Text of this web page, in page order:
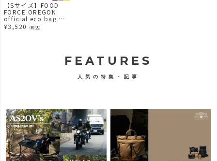
【Sサイズ】FOOD
FORCE OREGON
official eco bag エ
コバッグ
¥3,520 （税込）
FEATURES
人気の特集・記事